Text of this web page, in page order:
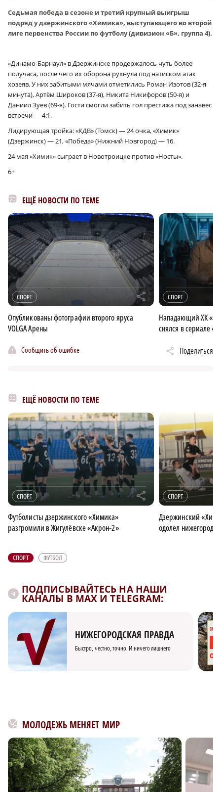
Седьмая победа в сезоне и третий крупный выигрыш
подряд у дзержинского «Химика», выступающего во второй
лиге первенства России по футболу (дивизион «Б», группа 4).
«Динамо-Барнаул» в Дзержинске продержалось чуть более
получаса, после чего их оборона рухнула под натиском атак
хозеяв. У них забитыми мячами отметились Роман Изотов (32‑я
минута), Артём Широков (37‑я), Никита Никифоров (50‑я) и
Даниил Зуев (69‑я). Гости смогли забить гол престижа под занавес
встречи — 4:1.
Лидирующая тройка: «КДВ» (Томск) — 24 очка, «Химик»
(Дзержинск) — 21, «Победа» (Нижний Новгород) — 16.
24 мая «Химик» сыграет в Новотроицке против «Носты».
6+
ЕЩЁ НОВОСТИ ПО ТЕМЕ
СПОРТ r
Опубликованы фотографии второго яруса
VOLGA Арены
СПОРТ
Нападающий ХК
снялся в сериале
Сообщить об ошибке Поделиться
ЕЩЁ НОВОСТИ ПО ТЕМЕ
СПОРТ r
Футболисты дзержинского «Химика»
разгромили в Жигулёвске «Акрон‑2»
СПОРТ
Дзержинский
одолел
СПОРТ ФУТБОЛ
ПОДПИСЫВАЙТЕСЬ НА НАШИ
КАНАЛЫ В MAX И TELEGRAM:
НИЖЕГОРОДСКАЯ ПРАВДА
Быстро, честно, точно. И ничего лишнего
МОЛОДЕЖЬ МЕНЯЕТ МИР